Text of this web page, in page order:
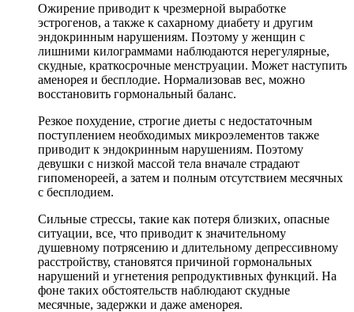
Ожирение приводит к чрезмерной выработке
эстрогенов, а также к сахарному диабету и другим
эндокринным нарушениям. Поэтому у женщин с
лишними килограммами наблюдаются нерегулярные,
скудные, краткосрочные менструации. Может наступить
аменорея и бесплодие. Нормализовав вес, можно
восстановить гормональный баланс.
Резкое похудение, строгие диеты с недостаточным
поступлением необходимых микроэлементов также
приводит к эндокринным нарушениям. Поэтому
девушки с низкой массой тела вначале страдают
гипоменореей, а затем и полным отсутствием месячных
с бесплодием.
Сильные стрессы, такие как потеря близких, опасные
ситуации, все, что приводит к значительному
душевному потрясению и длительному депрессивному
расстройству, становятся причиной гормональных
нарушений и угнетения репродуктивных функций. На
фоне таких обстоятельств наблюдают скудные
месячные, задержки и даже аменорея.